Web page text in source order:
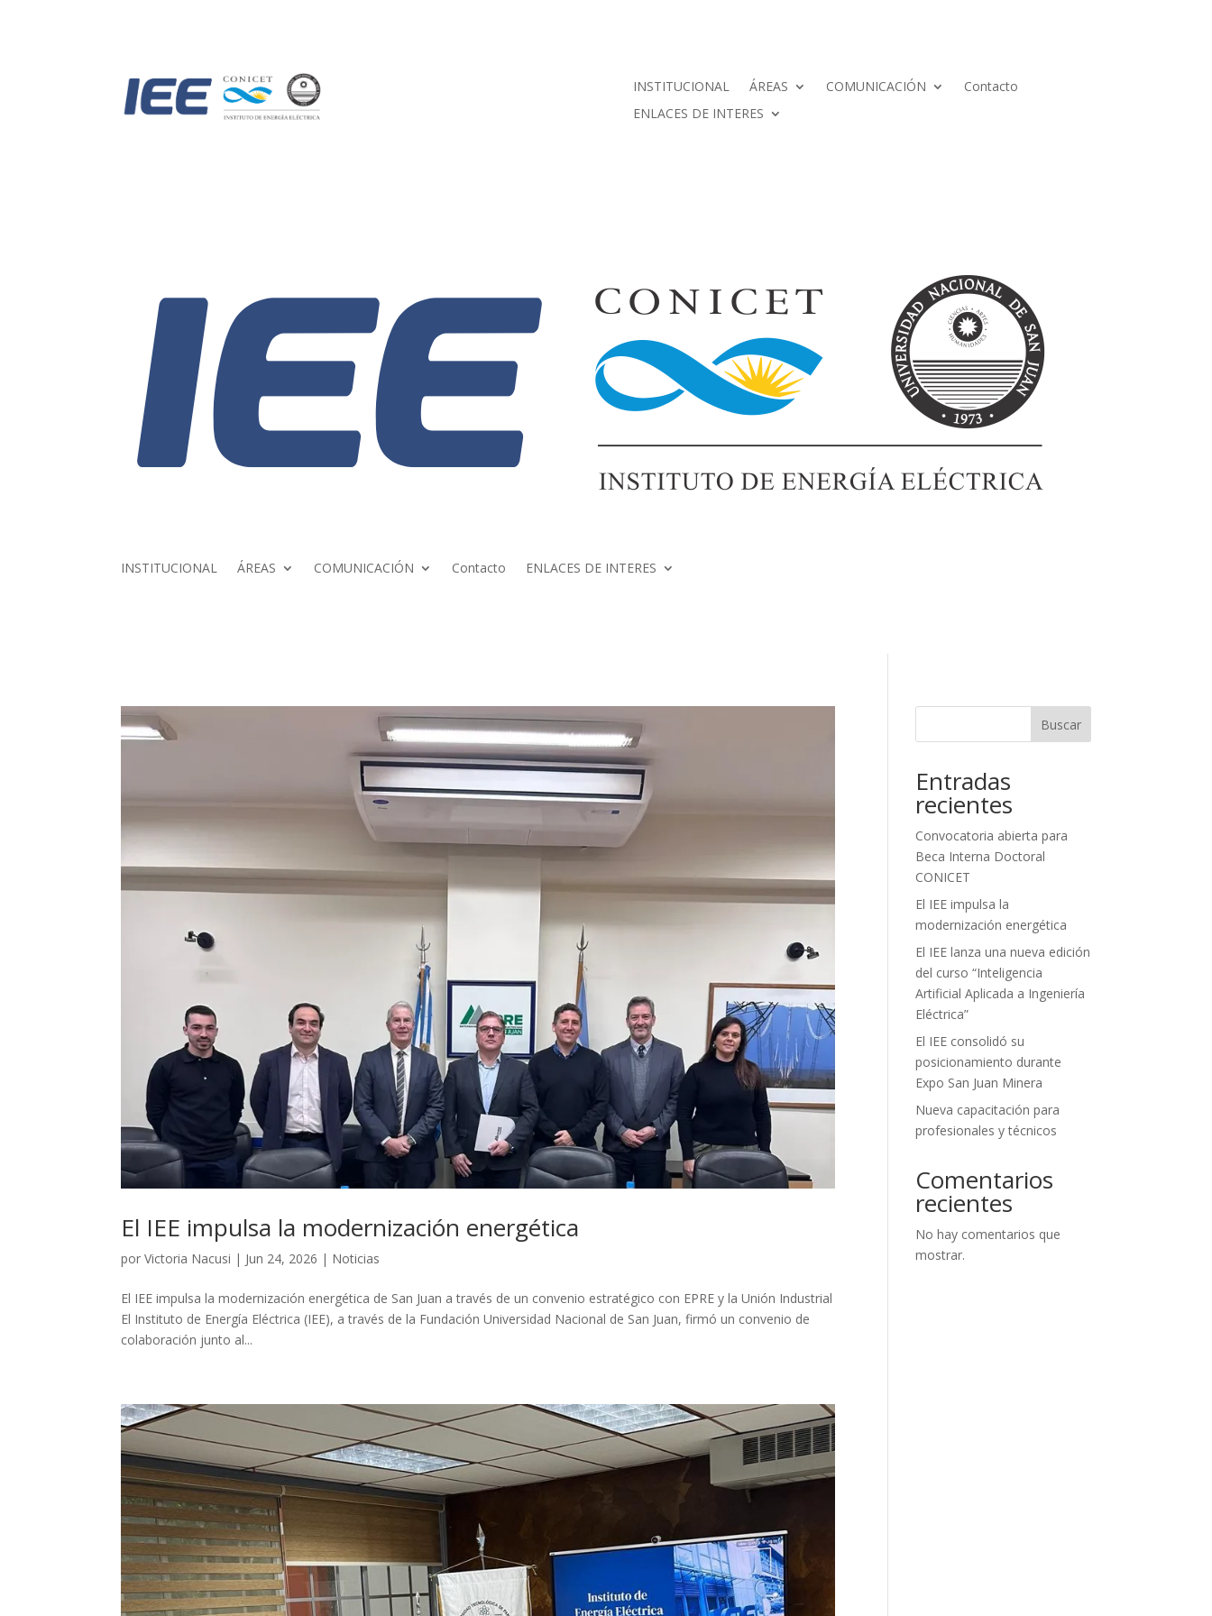
INSTITUCIONAL ÁREAS COMUNICACIÓN
Contacto
ENLACES DE INTERES
INSTITUCIONAL ÁREAS COMUNICACIÓN Contacto ENLACES DE INTERES
El IEE impulsa la modernización energética
porVictoria Nacusi | Jun 24, 2026 | Noticias
El IEE impulsa la modernización energética de San Juan a través de un convenio estratégico con EPRE y la Unión Industrial
El Instituto de Energía Eléctrica (IEE), a través de la Fundación Universidad Nacional de San Juan, firmó un convenio de
colaboración junto al...
Buscar
Entradas
recientes
Convocatoria abierta para
Beca Interna Doctoral
CONICET
El IEE impulsa la
modernización energética
El IEE lanza una nueva edición
del curso “Inteligencia
Artificial Aplicada a Ingeniería
Eléctrica”
El IEE consolidó su
posicionamiento durante
Expo San Juan Minera
Nueva capacitación para
profesionales y técnicos
Comentarios
recientes
No hay comentarios que
mostrar.